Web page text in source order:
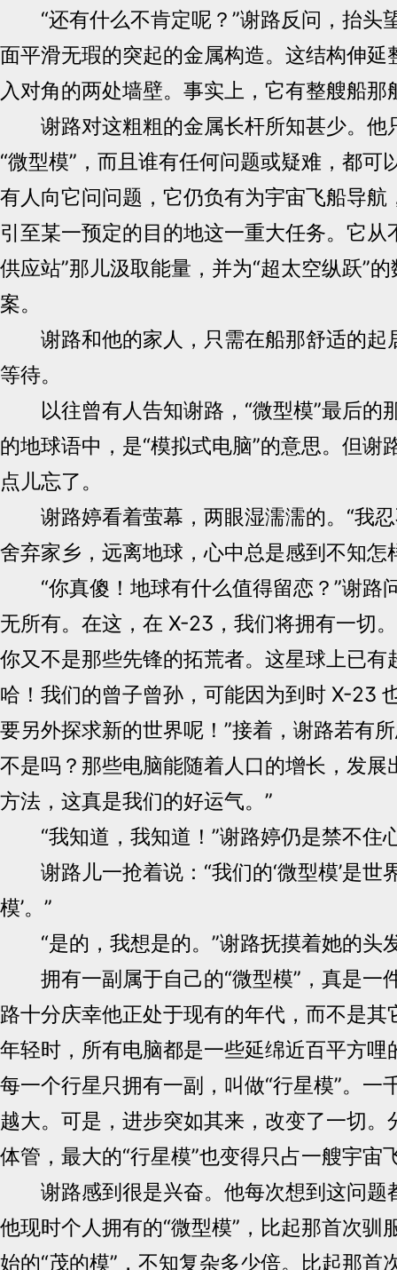
“还有什么不肯定呢？”谢路反问，抬头
面平滑无瑕的突起的金属构造。这结构伸延
入对角的两处墙壁。事实上，它有整艘船那
谢路对这粗粗的金属长杆所知甚少。他
“微型模”，而且谁有任何问题或疑难，都可
有人向它问问题，它仍负有为宇宙飞船导航
引至某一预定的目的地这一重大任务。它从
供应站”那儿汲取能量，并为“超太空纵跃”
案。
谢路和他的家人，只需在船那舒适的起
等待。
以往曾有人告知谢路，“微型模”最后的
的地球语中，是“模拟式电脑”的意思。但谢
点儿忘了。
谢路婷看着萤幕，两眼湿濡濡的。“我忍
舍弃家乡，远离地球，心中总是感到不知怎
“你真傻！地球有什么值得留恋？”谢路
无所有。在这，在 X-23，我们将拥有一切
你又不是那些先锋的拓荒者。这星球上已有
哈！我们的曾子曾孙，可能因为到时 X-23
要另外探求新的世界呢！”接着，谢路若有
不是吗？那些电脑能随着人口的增长，发展
方法，这真是我们的好运气。”
“我知道，我知道！”谢路婷仍是禁不住
谢路儿一抢着说：“我们的‘微型模’是世
模’。”
“是的，我想是的。”谢路抚摸着她的头
拥有一副属于自己的“微型模”，真是一
路十分庆幸他正处于现有的年代，而不是其
年轻时，所有电脑都是一些延绵近百平方哩
每一个行星只拥有一副，叫做“行星模”。一
越大。可是，进步突如其来，改变了一切。
体管，最大的“行星模”也变得只占一艘宇宙
谢路感到很是兴奋。他每次想到这问题
他现时个人拥有的“微型模”，比起那首次驯
始的“茂的模”，不知复杂多少倍。比起那首